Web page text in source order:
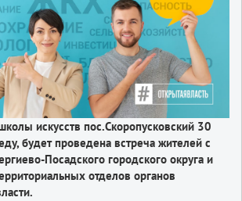
искусств пос.Скоропусковский 30
будет проведена встреча жителей с
Посадского городского округа и
отделов органов